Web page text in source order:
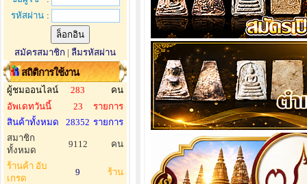
รหัสผ่าน :
สมัครสมาชิก | ลืมรหัสผ่าน
สถิติการใช้งาน
ผู้ชมออนไลน์ 283
คน
อัพเดทวันนี้
23
รายการ
สินค้าทั้งหมด
28352 รายการ
สมาชิก
ทั้งหมด
9112 คน
ร้านค้า อับ
เกรด
9 ร้าน